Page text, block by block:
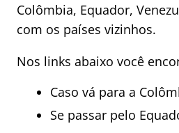
Colômbia, Equador,
com os países vizinhos.
Nos links abaixo você
Caso vá para a
Se passar pelo